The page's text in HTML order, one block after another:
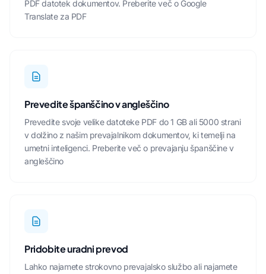
PDF datotek dokumentov. Preberite več o Google
Translate za PDF
Prevedite španščino v angleščino
Prevedite svoje velike datoteke PDF do 1 GB ali 5000 strani
v dolžino z našim prevajalnikom dokumentov, ki temelji na
umetni inteligenci. Preberite več o prevajanju španščine v
angleščino
Pridobite uradni prevod
Lahko najamete strokovno prevajalsko službo ali najamete